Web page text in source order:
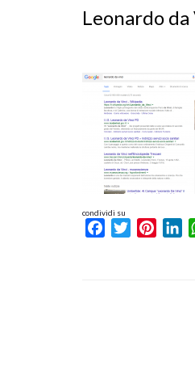
Leonardo da
condividi su
FacebookTwitter